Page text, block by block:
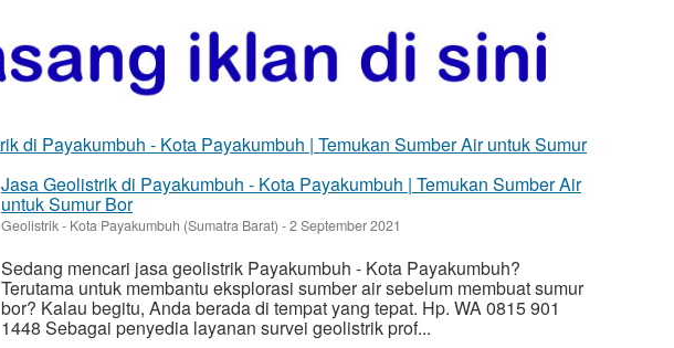
Jasa Geolistrik di Payakumbuh - Kota Payakumbuh | Temukan Sumber Air
untuk Sumur Bor
Geolistrik- Kota Payakumbuh (Sumatra Barat) -2 September 2021
Sedang mencari jasa geolistrik Payakumbuh - Kota Payakumbuh?
Terutama untuk membantu eksplorasi sumber air sebelum membuat sumur
bor? Kalau begitu, Anda berada di tempat yang tepat. Hp. WA 0815 901
1448 Sebagai penyedia layanan survei geolistrik prof...